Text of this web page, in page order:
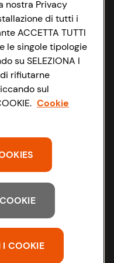
nostra Privacy
di tutti i
ACCETTA TUTTI
le singole tipologie
su SELEZIONA I
rifiutarne
sul
Cookie
ACCETTA TUTTI I COOKIE